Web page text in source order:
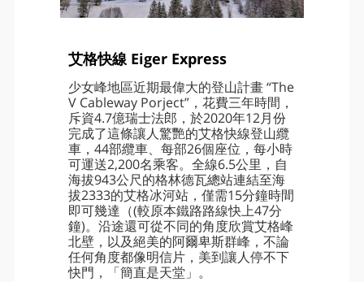
艾格快線 Eiger Express
少女峰地區近期最偉大的登山計畫 “The
V Cableway Porject”，花費三年時間，
斥資4.7億瑞士法郎，於2020年12月份
完成了這條讓人驚艷的艾格快線登山纜
車，44部纜車、每部26個座位，每小時
可運送2,200名乘客。全線6.5公里，自
海拔943公尺的格林德瓦總站連結至海
拔2333的艾格冰河站，僅需15分鐘時間
即可幾達（(較原本鐵路路線快上47分
鐘)。沿途還可從不同的角度欣賞艾格峰
北壁，以及絕美的阿爾卑斯群峰，不論
任何角度都像明信片，美到讓人停不下
快門，「簡直是天堂」。